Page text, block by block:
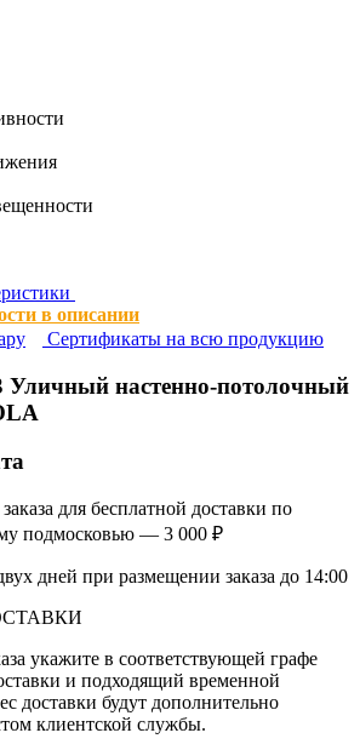
в описании
Сертификаты на всю продукцию
Уличный настенно-потолочный
для бесплатной доставки по
подмосковью — 3 000 ₽
дней при размещении заказа до 14:00
укажите в соответствующей графе
и подходящий временной
доставки будут дополнительно
клиентской службы.